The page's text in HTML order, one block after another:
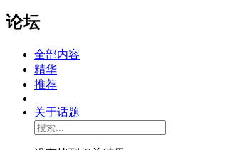
论坛
全部内容
精华
推荐
关于话题